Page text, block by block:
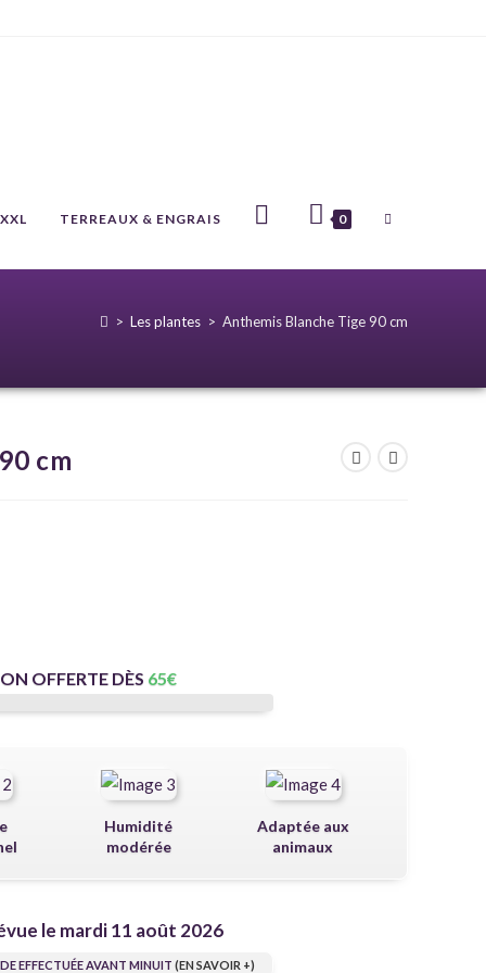
TERREAUX & ENGRAIS 0
> Les plantes > Anthemis Blanche Tige 90 cm
cm
OFFERTE DÈS 65€
Humidité
modérée
Adaptée aux
animaux
le mardi 11 août 2026
EFFECTUÉE AVANT MINUIT (EN SAVOIR +)